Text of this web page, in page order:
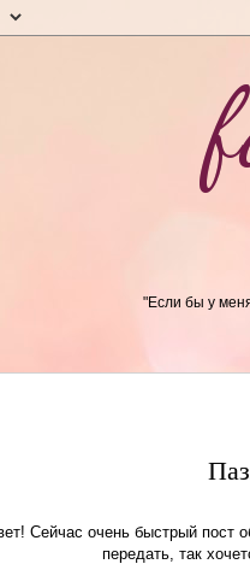
"Если бы у
Сейчас очень быстрый пост
передать, так